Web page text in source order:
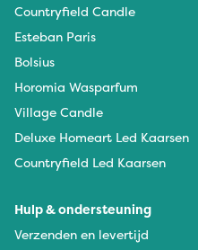
Countryfield Candle
Esteban Paris
Bolsius
Horomia Wasparfum
Village Candle
Deluxe Homeart Led Kaarsen
Countryfield Led Kaarsen
Hulp & ondersteuning
Verzenden en levertijd